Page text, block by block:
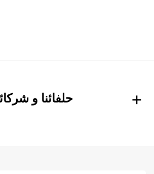
حلفائنا و